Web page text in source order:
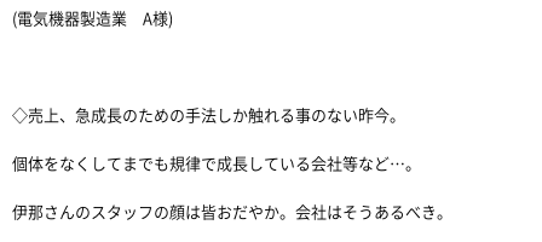
(電気機器製造業 A様)
◇売上、急成長のための手法しか触れる事のない昨今。
個体をなくしてまでも規律で成長している会社等など…。
伊那さんのスタッフの顔は皆おだやか。会社はそうあるべき。